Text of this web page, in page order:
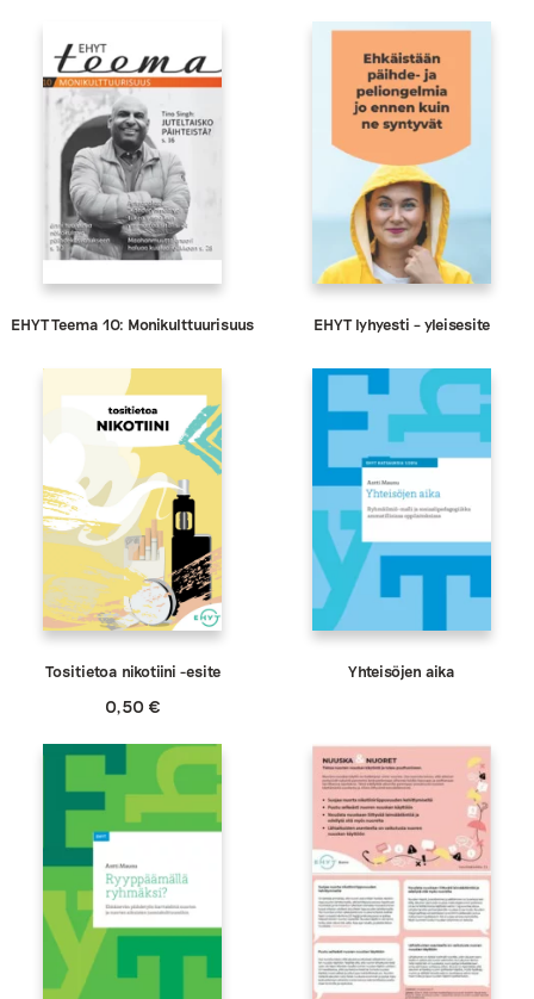
EHYT Teema 10: Monikulttuurisuus EHYT lyhyesti – yleisesite
Tositietoa nikotiini -esite
0,50 €
Yhteisöjen aika